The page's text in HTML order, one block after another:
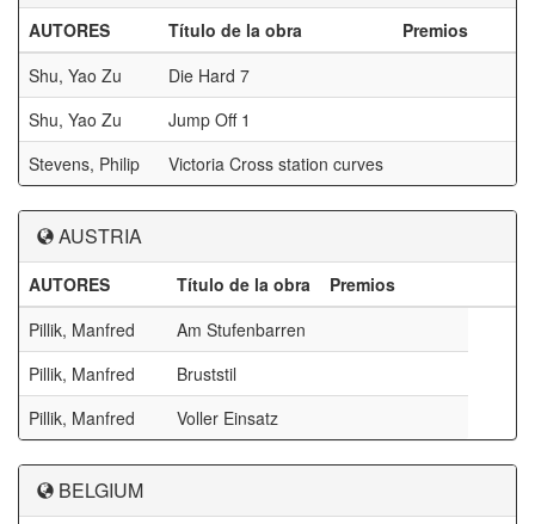
AUTORES Título de la obra
Premios
Shu, Yao Zu
Die Hard 7
Shu, Yao Zu
Jump Off 1
Stevens, Philip
Victoria Cross station curves
AUSTRIA
AUTORES Título de la obra
Premios
Pillik, Manfred
Am Stufenbarren
Pillik, Manfred
Bruststil
Pillik, Manfred
Voller Einsatz
BELGIUM